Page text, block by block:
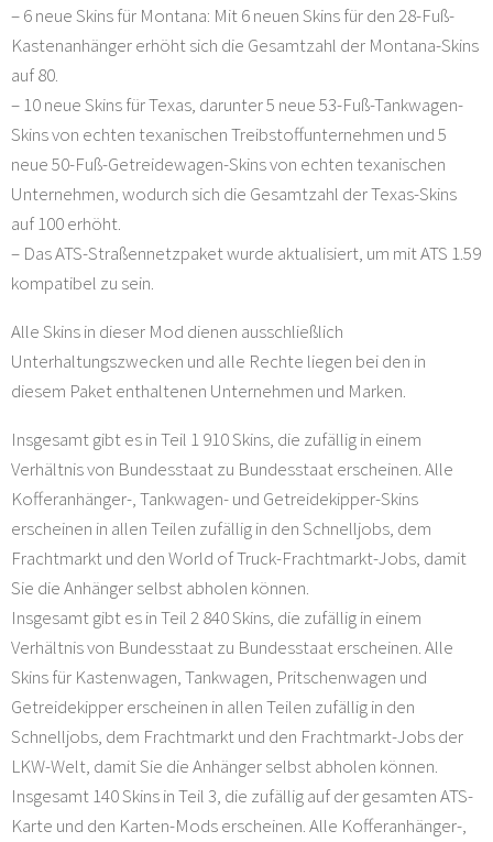
– 6 neue Skins für Montana: Mit 6 neuen Skins für den 28-Fuß-
Kastenanhänger erhöht sich die Gesamtzahl der Montana-Skins
auf 80.
– 10 neue Skins für Texas, darunter 5 neue 53-Fuß-Tankwagen-
Skins von echten texanischen Treibstoffunternehmen und 5
neue 50-Fuß-Getreidewagen-Skins von echten texanischen
Unternehmen, wodurch sich die Gesamtzahl der Texas-Skins
auf 100 erhöht.
– Das ATS-Straßennetzpaket wurde aktualisiert, um mit ATS 1.59
kompatibel zu sein.
Alle Skins in dieser Mod dienen ausschließlich
Unterhaltungszwecken und alle Rechte liegen bei den in
diesem Paket enthaltenen Unternehmen und Marken.
Insgesamt gibt es in Teil 1 910 Skins, die zufällig in einem
Verhältnis von Bundesstaat zu Bundesstaat erscheinen. Alle
Kofferanhänger-, Tankwagen- und Getreidekipper-Skins
erscheinen in allen Teilen zufällig in den Schnelljobs, dem
Frachtmarkt und den World of Truck-Frachtmarkt-Jobs, damit
Sie die Anhänger selbst abholen können.
Insgesamt gibt es in Teil 2 840 Skins, die zufällig in einem
Verhältnis von Bundesstaat zu Bundesstaat erscheinen. Alle
Skins für Kastenwagen, Tankwagen, Pritschenwagen und
Getreidekipper erscheinen in allen Teilen zufällig in den
Schnelljobs, dem Frachtmarkt und den Frachtmarkt-Jobs der
LKW-Welt, damit Sie die Anhänger selbst abholen können.
Insgesamt 140 Skins in Teil 3, die zufällig auf der gesamten ATS-
Karte und den Karten-Mods erscheinen. Alle Kofferanhänger-,